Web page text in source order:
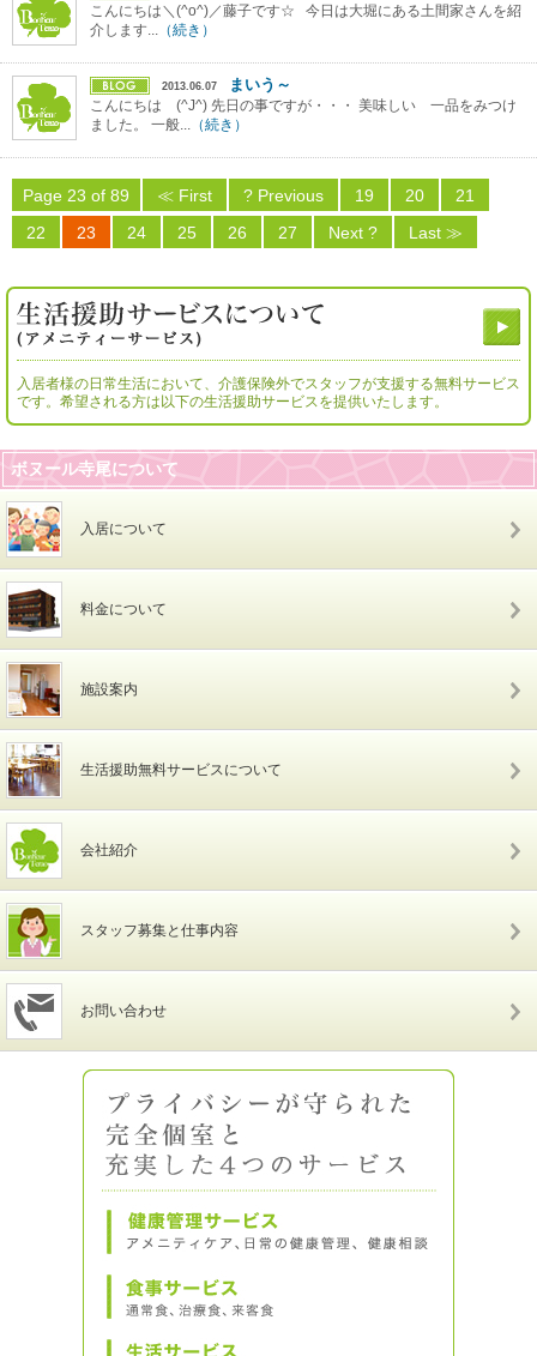
こんにちは＼(^o^)／藤子です☆ 今日は大堀にある土間家さんを紹
介します...
（続き）
2013.06.07 まいう～
こんにちは (^J^) 先日の事ですが・・・ 美味しい 一品をみつけ
ました。 一般...
（続き）
Page 23 of 89 ≪ First ? Previous 19 20
21
22
23 24 25 26 27 Next ? Last ≫
入居者様の日常生活において、介護保険外でスタッフが支援する無料サービス
です。希望される方は以下の生活援助サービスを提供いたします。
ボヌール寺尾について
入居について
料金について
施設案内
生活援助無料サービスについて
会社紹介
スタッフ募集と仕事内容
お問い合わせ